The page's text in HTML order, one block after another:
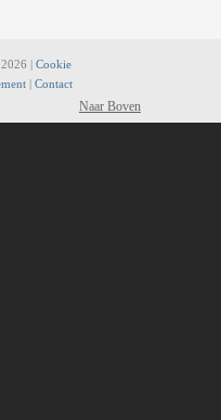
2026 | Cookie
Contact
Naar Boven